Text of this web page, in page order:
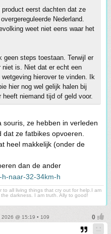
eerst dachten dat ze
Nederland.
weet niet eens waar het
geen steps toestaan. Terwijl er
niet is. Niet dat er echt een
hierover te vinden. Ik
hier nog wel gelijk halen bij
heeft niemand tijd of geld voor.
souris, ze hebben in verleden
ze fatbikes opvoeren.
heel makkelijk (onder de
dan de ander
h-naar-32-34km-h
all living things that cry out for help.I am
darkness. I am truth. Ally to good!
@ 15:19 • 109